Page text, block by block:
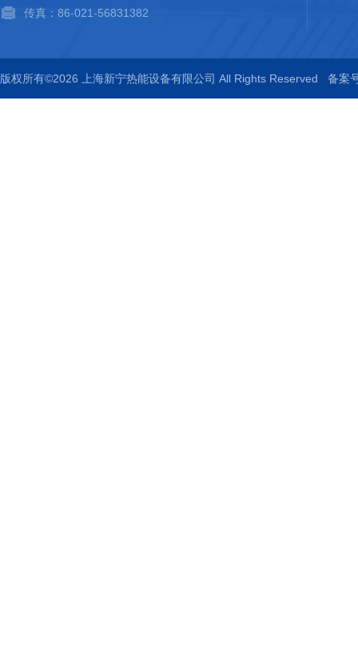
传真：86-021-56831382
版权所有©2026 上海新宁热能设备有限公司 All Rights Reserved 备案